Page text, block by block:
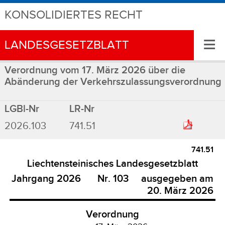
KONSOLIDIERTES RECHT
LANDESGESETZBLATT ≡
Verordnung vom 17. März 2026 über die
Abänderung der Verkehrszulassungsverordnung
LGBl-Nr
LR-Nr
2026.103
741.51